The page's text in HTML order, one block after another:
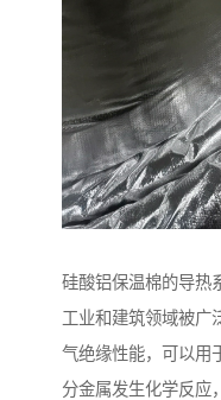
硅酸铝保温棉的导热
工业和建筑领域被广
气绝缘性能，可以用
分金属发生化学反应